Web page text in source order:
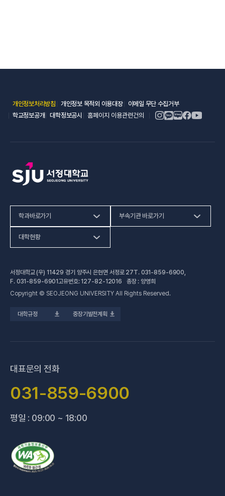
개인정보처리방침(새 창 열림)
개인정보 목적외 이용대장(새 창 열림)
이메일 무단 수집거부(새 창 열림)
학교정보공개(새 창 열림)
대학정보공시(새 창 열림)
홈페이지 이용관련건의
학과바로가기
인문사회계열
공학계열
전문기술석사
부속기관 바로가기
건강증진센터(새 창 열림)
교육혁신지원센터(새 창 열림)
성인학습지원센터
대학현황
대학정보공시(새 창 열림)
업무추진비 사용내역
법정위원회 회의록
대학규정 중장기발전계획
서정대학교 (우) 11429 경기 양주시 은현면 서정로 27T. 031-859-6900
F. 031-859-6901고유번호: 127-82-12016 총장 : 양영희
Copyright © SEOJEONG UNIVERSITY All Rights Reserved.
대표문의 전화
031-859-6900
평일 : 09:00 ~ 18:00